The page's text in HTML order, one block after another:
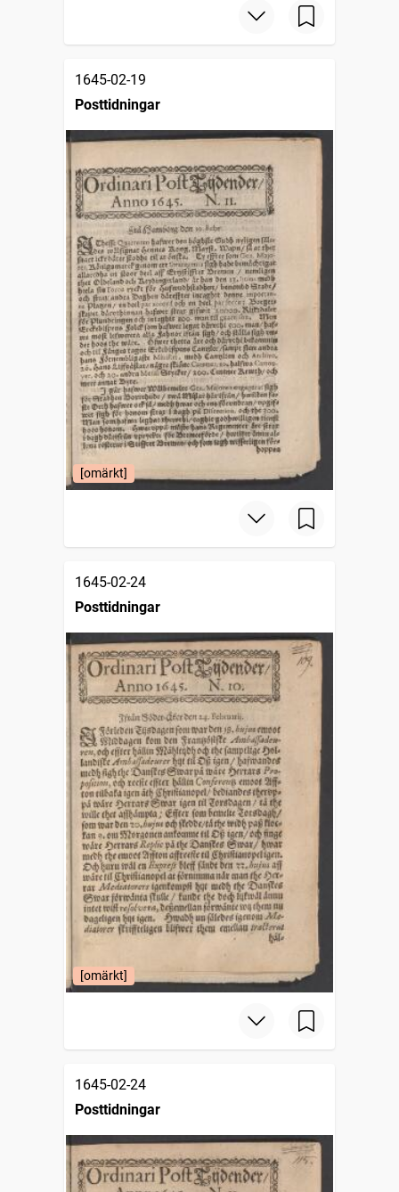
1645-02-19
Posttidningar
[omärkt]
1645-02-24
Posttidningar
[omärkt]
1645-02-24
Posttidningar